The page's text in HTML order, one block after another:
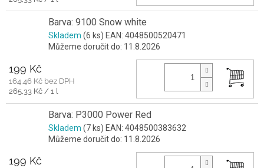
Barva: 9100 Snow white
Skladem (6 ks) EAN: 4048500520471
Můžeme doručit do: 11.8.2026
199 Kč
164,46 Kč bez DPH
Měrná
265,33 Kč / 1 l
Barva: P3000 Power Red
Skladem (7 ks) EAN: 4048500383632
Můžeme doručit do: 11.8.2026
199 Kč